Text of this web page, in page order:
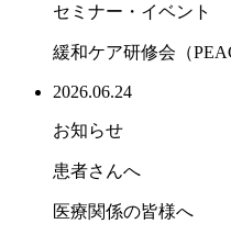
セミナー・イベント
緩和ケア研修会（
2026.06.24
お知らせ
患者さんへ
医療関係の皆様へ